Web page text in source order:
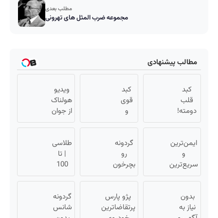
مطلب بعدی
مجموعه ضرب المثل های تهرونی
مطالب پیشنهادی
کبد
قلب
دومته!
با این
گیاهی
مراقبش
باش
کبد
قوی
و
سالم
گیاه
خوش
طعم
ویدیو
هولناک
از جوان
کارتن
که
میلیاردر
شد.
آموزش
ایمن‌ترین
و
سریع‌ترین
راه برای
گوشی😍
👌🏻
گردونه
رو
بچرخون
آیفون17
طلاسی
| تا
100
میلیون
خرید
طلا💰
بدون
نیاز به
پژو پارس
پرتقاضاترین
گردونه
شانس